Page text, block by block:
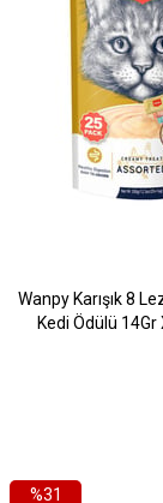
Wanpy Karışık 8
Kedi Ödülü
%31